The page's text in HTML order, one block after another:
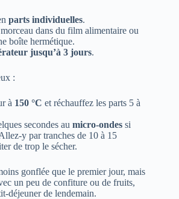
parts individuelles.
dans du film alimentaire ou
boîte hermétique.
jusqu’à 3 jours.
:
à 150 °C et réchauffez les parts 5 à
secondes au micro-ondes si
y par tranches de 10 à 15
de trop le sécher.
gonflée que le premier jour, mais
un peu de confiture ou de fruits,
déjeuner de lendemain.